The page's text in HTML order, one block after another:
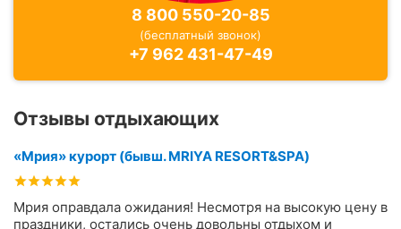
8 800 550-20-85
(бесплатный звонок)
+7 962 431-47-49
Отзывы отдыхающих
«Мрия» курорт (бывш. MRIYA RESORT&SPA)
Мрия оправдала ожидания! Несмотря на высокую цену в
праздники, остались очень довольны отдыхом и